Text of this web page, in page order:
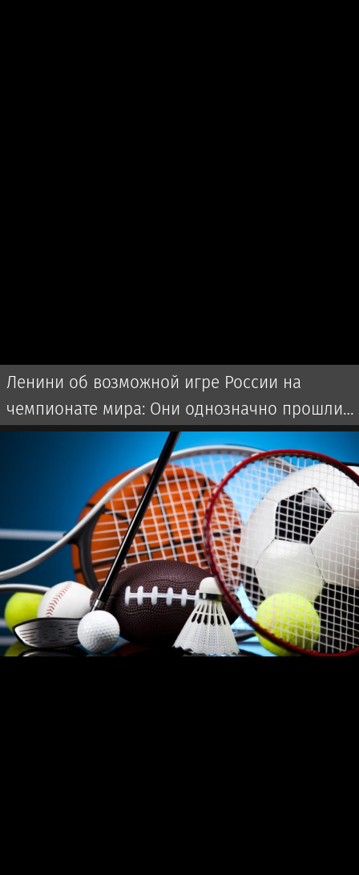
Ленини об возможной игре России на
чемпионате мира: Они однозначно прошли
бы далеко